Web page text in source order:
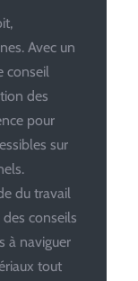
Avec un
conseil
des
pour
sur
du travail
conseils
à naviguer
tout